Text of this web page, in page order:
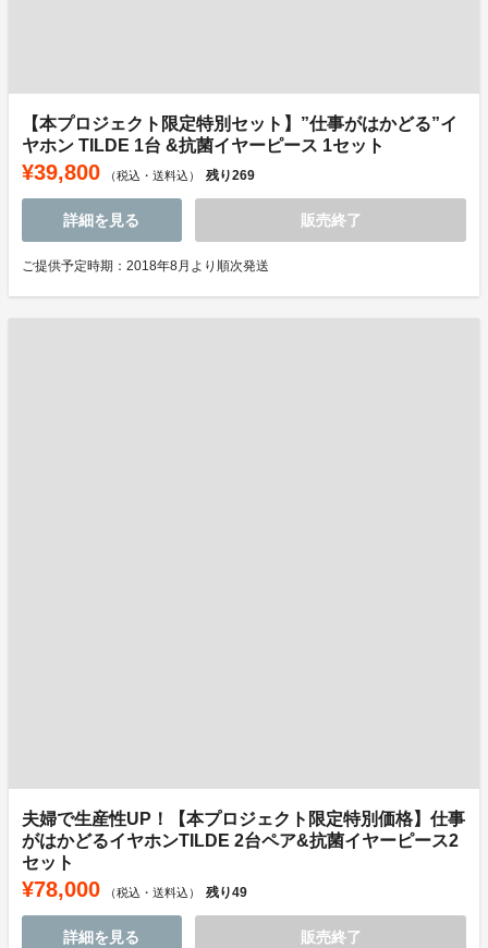
【本プロジェクト限定特別セット】”仕事がはかどる”イ
ヤホン TILDE 1台 &抗菌イヤーピース 1セット
¥39,800 （税込・送料込） 残り269
詳細を見る 販売終了
ご提供予定時期：2018年8月より順次発送
夫婦で生産性UP！【本プロジェクト限定特別価格】仕事
がはかどるイヤホンTILDE 2台ペア&抗菌イヤーピース2
セット
¥78,000 （税込・送料込） 残り49
詳細を見る 販売終了